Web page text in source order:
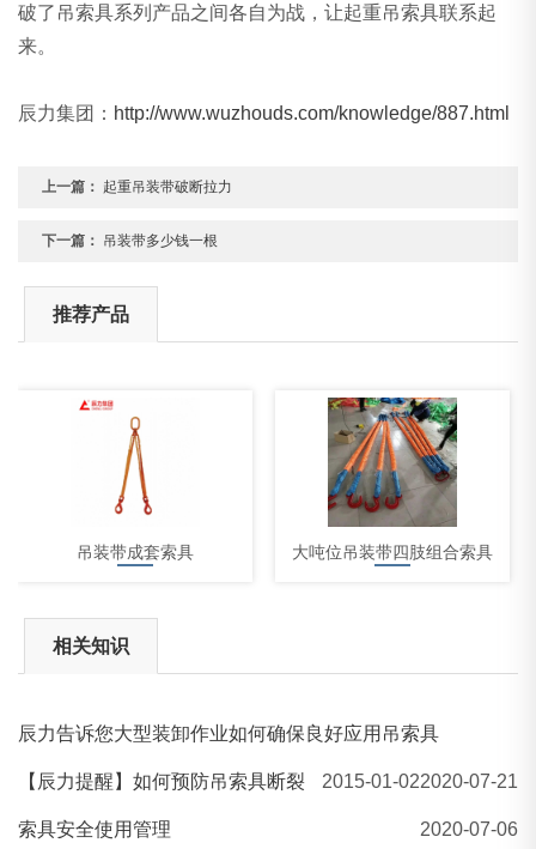
破了 吊索具系列产品之间各自为战，让起重吊索具联系起
来。
辰力集团： http://www.wuzhouds.com/knowledge/887.html
上一篇： 起重吊装带破断拉力
下一篇： 吊装带多少钱一根
推荐产品
吊装带成套索具 大吨位吊装带四肢组合索具
杠杆式、棘轮紧索具
相关知识
辰力告诉您大型装卸作业如何确保良好应用吊索具
2020-07-21
【辰力提醒】如何预防吊索具断裂 2015-01-02
索具安全使用管理 2020-07-06